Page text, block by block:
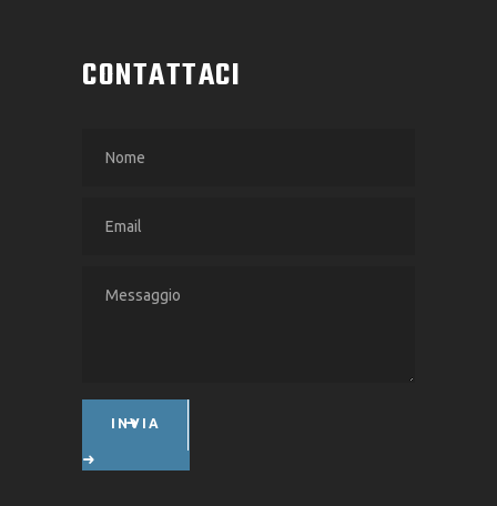
CONTATTACI
INVIA